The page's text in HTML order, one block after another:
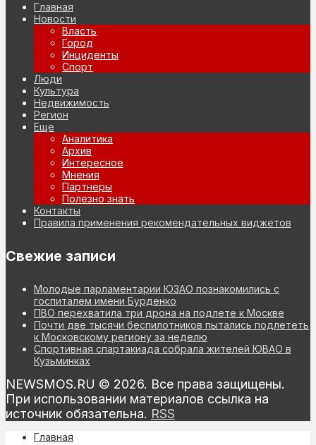
Главная
Новости
Власть
Город
Инциденты
Спорт
Люди
Культура
Недвижимость
Регион
Еще
Аналитика
Архив
Интересное
Мнения
Партнеры
Полезно знать
Контакты
Правила применения рекомендательных виджетов
Свежие записи
Молодые парламентарии ЮЗАО познакомились с
госпиталем имени Бурденко
ПВО перехватила три дрона на подлете к Москве
Почти две тысячи беспилотников пытались подлететь
к Московскому региону за неделю
Спортивная спартакиада собрала жителей ЮВАО в
Кузьминках
NEWSMOS.RU © 2026. Все права защищены.
При использовании материалов ссылка на
источник обязательна. RSS
Главная